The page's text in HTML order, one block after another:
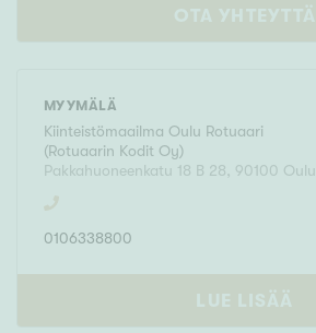
OTA YHTEYTTÄ
MYYMÄLÄ
Kiinteistömaailma Oulu Rotuaari
(Rotuaarin Kodit Oy)
Pakkahuoneenkatu 18 B 28, 90100 Oulu
0106338800
LUE LISÄÄ